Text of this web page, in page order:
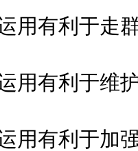
有利于走
有利于维
有利于加